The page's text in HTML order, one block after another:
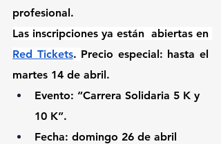
profesional.
Red Tickets. Precio especial: hasta el
martes 14 de abril.
Evento: “Carrera Solidaria 5 K y
10 K”.
Fecha: domingo 26 de abril